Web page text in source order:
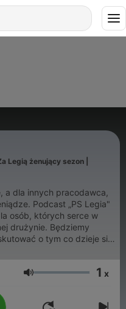
Legią żenujący sezon |
a dla innych pracodawca,
Podcast „PS Legia"
osób, których serce w
drużynie. Będziemy
o tym co dzieje się
zagwarantować Wam
również rozmów o
Głośność 1 x